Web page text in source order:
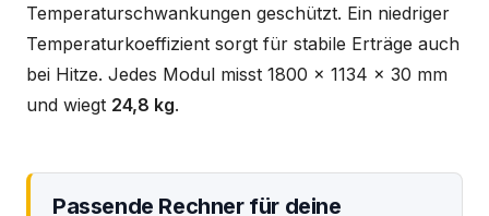
Temperaturschwankungen geschützt. Ein niedriger
Temperaturkoeffizient sorgt für stabile Erträge auch
bei Hitze. Jedes Modul misst 1800 x 1134 x 30 mm
und wiegt 24,8 kg.
Passende Rechner für deine